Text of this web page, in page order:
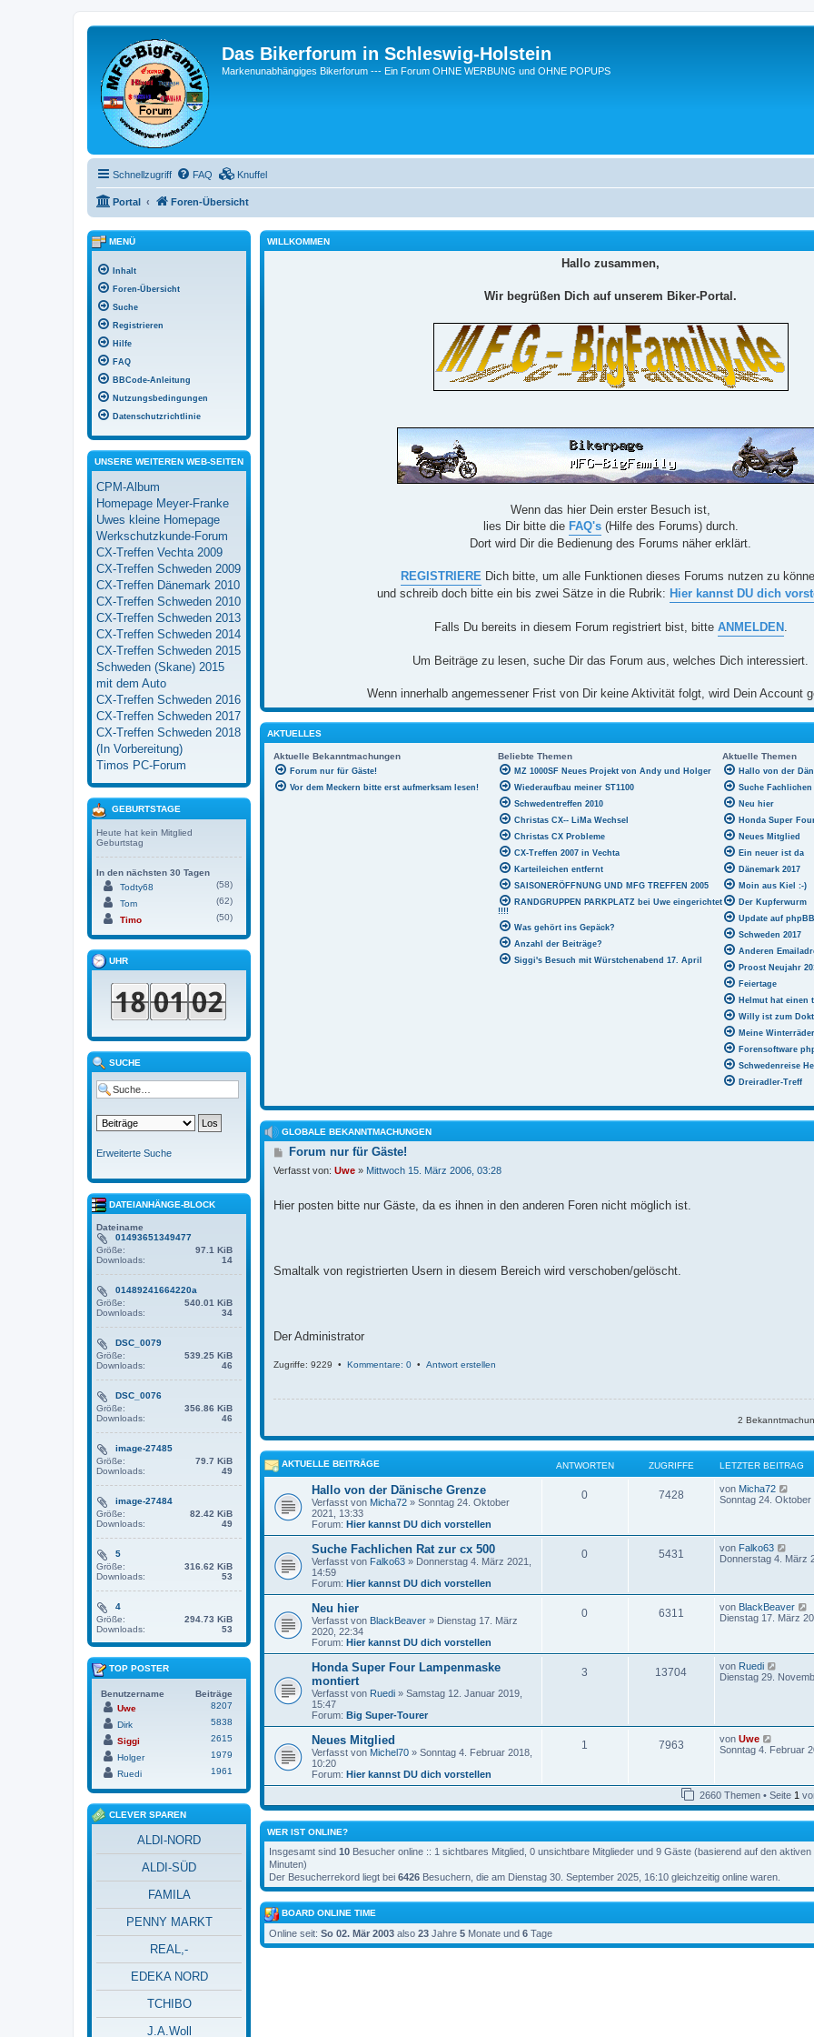
Das Bikerforum in Schleswig-Holstein
Markenunabhängiges Bikerforum --- Ein Forum OHNE WERBUNG und OHNE POPUPS
Schnellzugriff FAQ Knuffel
Portal Foren-Übersicht
WILLKOMMEN
Hallo zusammen,
Wir begrüßen Dich auf unserem Biker-Portal.
Wenn das hier Dein erster Besuch ist,
lies Dir bitte die FAQ's(Hilfe des Forums) durch.
Dort wird Dir die Bedienung des Forums näher erklärt.
REGISTRIEREDich bitte, um alle Funktionen dieses Forums nutzen zu
und schreib doch bitte ein bis zwei Sätze in die Rubrik: Hier kannst DU dich
Falls Du bereits in diesem Forum registriert bist, bitte ANMELDEN .
Um Beiträge zu lesen, suche Dir das Forum aus, welches Dich interessiert.
Wenn innerhalb angemessener Frist von Dir keine Aktivität folgt, wird Dein Account
AKTUELLES
Aktuelle Bekanntmachungen Beliebte Themen Aktuelle Themen
Forum nur für Gäste!
Vor dem Meckern bitte erst aufmerksam lesen!
MZ 1000SF Neues Projekt von Andy und Holger
Wiederaufbau meiner ST1100
Schwedentreffen 2010
Christas CX-- LiMa Wechsel
Christas CX Probleme
CX-Treffen 2007 in Vechta
Karteileichen entfernt
SAISONERÖFFNUNG UND MFG TREFFEN 2005
RANDGRUPPEN PARKPLATZ bei Uwe eingerichtet
!!!!
Was gehört ins Gepäck?
Anzahl der Beiträge?
Siggi's Besuch mit Würstchenabend 17. April
Hallo von der
Suche Fachlichen
Neu hier
Honda Super
Neues Mitglied
Ein neuer ist da
Dänemark 2017
Moin aus Kiel :-)
Der Kupferwurm
Update auf
Schweden 2017
Anderen
Proost Neujahr
Feiertage
Helmut hat einen
Willy ist zum
Meine Winterräder
Forensoftware
Schwedenreise
Dreiradler-Treff
GLOBALE BEKANNTMACHUNGEN
B
e
i
r
Forum nur für Gäste!
Verfasst von: Uwe » Mittwoch 15. März 2006, 03:28
Hier posten bitte nur Gäste, da es ihnen in den anderen Foren nicht möglich ist.
Smaltalk von registrierten Usern in diesem Bereich wird verschoben/gelöscht.
Der Administrator
Zugriffe: 9229 • Kommentare: 0 • Antwort erstellen
2
AKTUELLE BEITRÄGE ANTWORTEN ZUGRIFFE LETZTER BEITRAG
Hallo von der Dänische Grenze
Verfasst von Micha72 » Sonntag 24. Oktober
2021, 13:33
Forum: Hier kannst DU dich vorstellen
0 7428 von Micha72
e
e
r
i
t
r
Sonntag 24. Oktober
Suche Fachlichen Rat zur cx 500
Verfasst von Falko63 » Donnerstag 4. März 2021,
14:59
Forum: Hier kannst DU dich vorstellen
0 5431 von Falko63
e
e
r
i
r
Donnerstag 4. März
Neu hier
Verfasst von BlackBeaver » Dienstag 17. März
2020, 22:34
Forum: Hier kannst DU dich vorstellen
0 6311 von BlackBeaver
e
e
r
t
a
Dienstag 17. März
Honda Super Four Lampenmaske
montiert
Verfasst von Ruedi » Samstag 12. Januar 2019,
15:47
Forum: Big Super-Tourer
3 13704 von Ruedi
e
B
t
r
a
Dienstag 29.
Neues Mitglied
Verfasst von Michel70 » Sonntag 4. Februar 2018,
10:20
Forum: Hier kannst DU dich vorstellen
1 7963 von Uwe
e
t
e
B
t
a
g
Sonntag 4. Februar
2660 Themen • Seite 1
WER IST ONLINE?
Insgesamt sind 10 Besucher online :: 1 sichtbares Mitglied, 0 unsichtbare Mitglieder und 9 Gäste (basierend auf den
Minuten)
Der Besucherrekord liegt bei 6426 Besuchern, die am Dienstag 30. September 2025, 16:10 gleichzeitig online waren.
BOARD ONLINE TIME
Online seit: So 02. Mär 2003 also 23 Jahre 5 Monate und 6 Tage
MENÜ
Inhalt
Foren-Übersicht
Suche
Registrieren
Hilfe
FAQ
BBCode-Anleitung
Nutzungsbedingungen
Datenschutzrichtlinie
UNSERE WEITEREN WEB-SEITEN
CPM-Album
Homepage Meyer-Franke
Uwes kleine Homepage
Werkschutzkunde-Forum
CX-Treffen Vechta 2009
CX-Treffen Schweden 2009
CX-Treffen Dänemark 2010
CX-Treffen Schweden 2010
CX-Treffen Schweden 2013
CX-Treffen Schweden 2014
CX-Treffen Schweden 2015
Schweden (Skane) 2015
mit dem Auto
CX-Treffen Schweden 2016
CX-Treffen Schweden 2017
CX-Treffen Schweden 2018
(In Vorbereitung)
Timos PC-Forum
GEBURTSTAGE
Heute hat kein Mitglied
Geburtstag
In den nächsten 30 Tagen
Todty68
(58)
Tom
(62)
Timo
(50)
UHR
SUCHE
Erweiterte Suche
DATEIANHÄNGE-BLOCK
Dateiname
01493651349477
Größe:
97.1 KiB
Downloads:
14
01489241664220a
Größe:
540.01 KiB
Downloads:
34
DSC_0079
Größe:
539.25 KiB
Downloads:
46
DSC_0076
Größe:
356.86 KiB
Downloads:
46
image-27485
Größe:
79.7 KiB
Downloads:
49
image-27484
Größe:
82.42 KiB
Downloads:
49
5
Größe:
316.62 KiB
Downloads:
53
4
Größe:
294.73 KiB
Downloads:
53
TOP POSTER
Benutzername
Beiträge
Uwe
8207
Dirk
5838
Siggi
2615
Holger
1979
Ruedi
1961
CLEVER SPAREN
ALDI-NORD
ALDI-SÜD
FAMILA
PENNY MARKT
REAL,-
EDEKA NORD
TCHIBO
J.A.Woll